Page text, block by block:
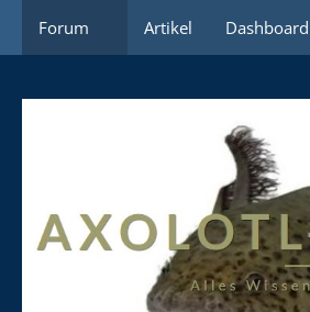
Forum Artikel Dashboard